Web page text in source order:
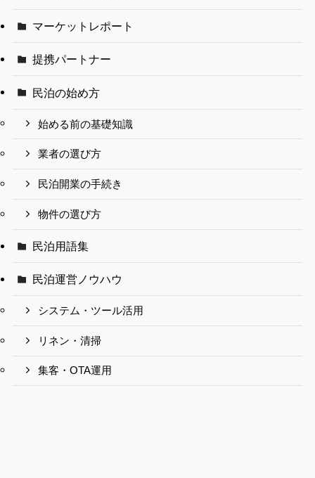
マーケットレポート
提携パートナー
民泊の始め方
始める前の基礎知識
業者の選び方
民泊開業の手続き
物件の選び方
民泊用語集
民泊運営ノウハウ
システム・ツール活用
リネン・清掃
集客・OTA運用